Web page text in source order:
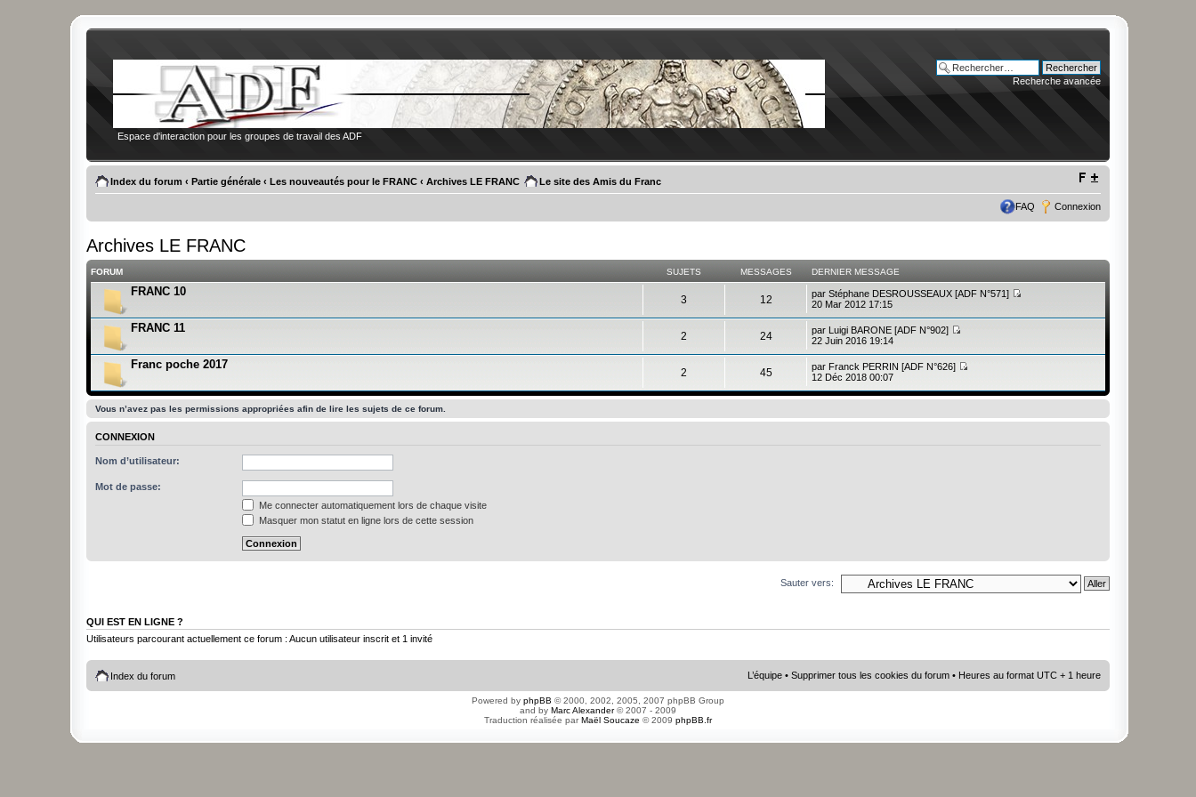
Espace d'interaction pour les groupes de travail des ADF
Recherche avancée
Index du forum ‹ Partie générale ‹ Les nouveautés pour le FRANC ‹ Archives LE FRANC Le site des Amis du Franc
FAQ Connexion
Archives LE FRANC
FORUM SUJETS MESSAGES DERNIER MESSAGE
FRANC 10
3 12 parStéphane DESROUSSEAUX [ADF N°571]
20 Mar 2012 17:15
FRANC 11
2 24 parLuigi BARONE [ADF N°902]
22 Juin 2016 19:14
Franc poche 2017
2 45 par Franck PERRIN [ADF N°626]
12 Déc 2018 00:07
Vous n’avez pas les permissions appropriées afin de lire les sujets de ce forum.
CONNEXION
Nom d’utilisateur:
Mot de passe:
Me connecter automatiquement lors de chaque visite
Masquer mon statut en ligne lors de cette session
Sauter vers:
QUI EST EN LIGNE ?
Utilisateurs parcourant actuellement ce forum : Aucun utilisateur inscrit et 1 invité
Index du forum L’équipe • Supprimer tous les cookies du forum • Heures au format UTC + 1 heure
Powered by phpBB © 2000, 2002, 2005, 2007 phpBB Group
and by Marc Alexander© 2007 - 2009
Traduction réalisée parMaël Soucaze © 2009 phpBB.fr